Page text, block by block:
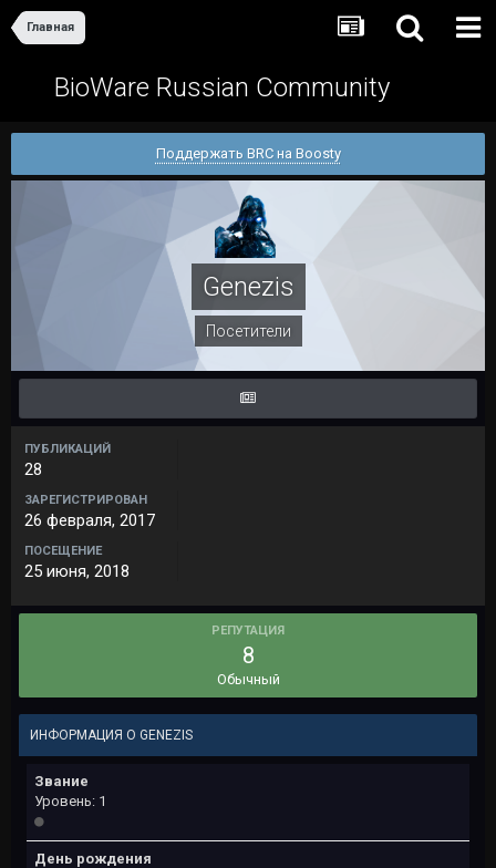
Главная
BioWare Russian Community
Поддержать BRC на Boosty
Genezis
Посетители
ПУБЛИКАЦИЙ
28
ЗАРЕГИСТРИРОВАН
26 февраля, 2017
ПОСЕЩЕНИЕ
25 июня, 2018
РЕПУТАЦИЯ
8
Обычный
ИНФОРМАЦИЯ О GENEZIS
Звание
Уровень: 1
День рождения